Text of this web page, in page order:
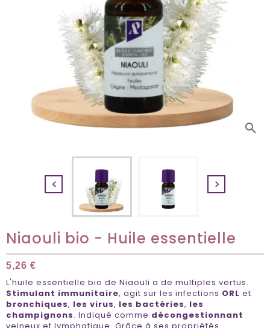
search
 
Niaouli bio - Huile essentielle
5,26 €
L'huile essentielle bio de Niaouli a de multiples vertus.
Stimulant immunitaire, agit sur les infections ORL et
bronchiques, les virus, les bactéries, les
champignons. Indiqué comme décongestionnant